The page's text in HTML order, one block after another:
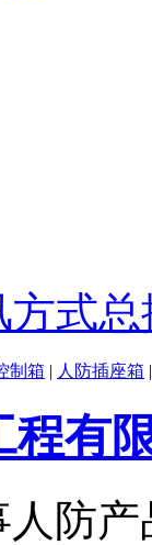
方式
制箱 | 人防插座箱
防